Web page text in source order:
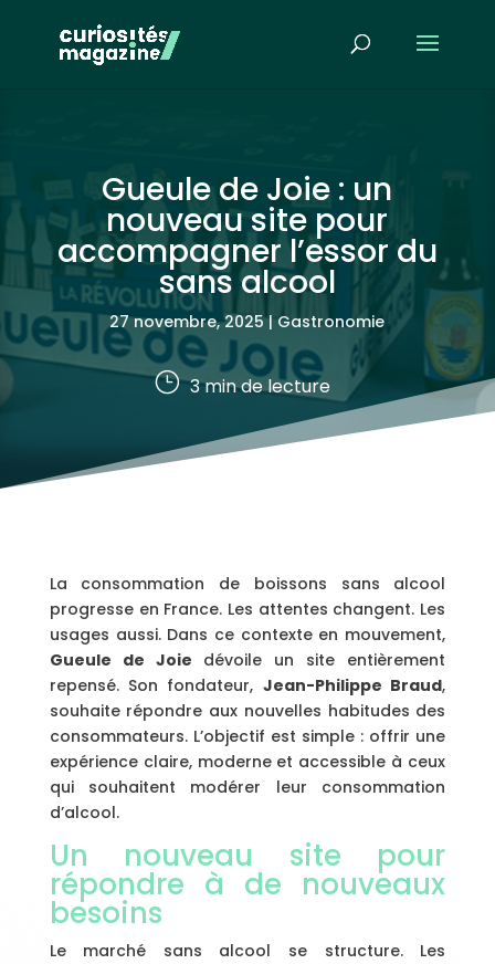
Gueule de Joie : un
nouveau site pour
accompagner l’essor du
sans alcool
27 novembre, 2025| Gastronomie
} 3min de lecture
La consommation de boissons sans alcool
progresse en France. Les attentes changent. Les
usages aussi. Dans ce contexte en mouvement,
Gueule de Joie dévoile un site entièrement
repensé. Son fondateur, Jean-Philippe Braud,
souhaite répondre aux nouvelles habitudes des
consommateurs. L’objectif est simple : offrir une
expérience claire, moderne et accessible à ceux
qui souhaitent modérer leur consommation
d’alcool.
Un nouveau site pour
répondre à de nouveaux
besoins
Le marché sans alcool se structure. Les